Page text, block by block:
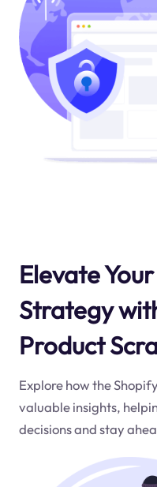
Elevate
Strategy
Product
Explore how the
valuable insights,
decisions and stay